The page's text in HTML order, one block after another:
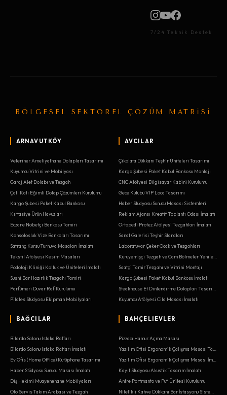
7/24 Teknik Destek
BÖLGESEL SEKTÖREL ÇÖZÜM MATRİSİ
ARNAVUTKÖY
Veteriner Ameliyathane Dolapları Tasarımı
Kuyumcu Vitrini ve Mobilyası
Garaj Alet Dolabı ve Tezgah
Çatı Katı Eğimli Dolap Çözümleri Kurulumu
Kargo Şubesi Paket Kabul Bankosu
Kırtasiye Ürün Havuzları
Eczane Nöbetçi Bankosu Tamiri
Konsolosluk Vize Bankoları Tasarımı
Satranç Kursu Turnuva Masaları İmalatı
Tekstil Atölyesi Kesim Masaları
Podoloji Kliniği Koltuk ve Üniteleri İmalatı
Sushi Bar Hazırlık Tezgahı Tamiri
Parfümeri Duvar Raf Kurulumu
Pilates Stüdyosu Ekipman Mobilyaları
AVCILAR
Çikolata Dükkanı Teşhir Üniteleri Tasarımı
Kargo Şubesi Paket Kabul Bankosu Montajı
CNC Atölyesi Bilgisayar Kabini Kurulumu
Gece Kulübü VIP Loca Tasarımı
Haber Stüdyosu Sunucu Masası Sistemleri
Reklam Ajansı Kreatif Toplantı Odası İmalatı
Ortopedi Protez Atölyesi Tezgahları İmalatı
Sanat Galerisi Teşhir Standları
Laboratuvar Çeker Ocak ve Tezgahları
Saatçi Tamir Tezgahı ve Vitrini Montajı
Kargo Şubesi Paket Kabul Bankosu İmalatı
Kuyumcu Atölyesi Cila Masası İmalatı
BAĞCILAR
Bilardo Salonu Istaka Rafları
Bilardo Salonu Istaka Rafları İmalatı
Ev Ofis (Home Office) Kütüphane Tasarımı
Haber Stüdyosu Sunucu Masası İmalatı
Diş Hekimi Muayenehane Mobilyaları
Oto Servis Takım Arabası ve Tezgah
BAHÇELIEVLER
Pizzacı Hamur Açma Masası
Kayıt Stüdyosu Akustik Tasarım İmalatı
Antre Portmanto ve Puf Ünitesi Kurulumu